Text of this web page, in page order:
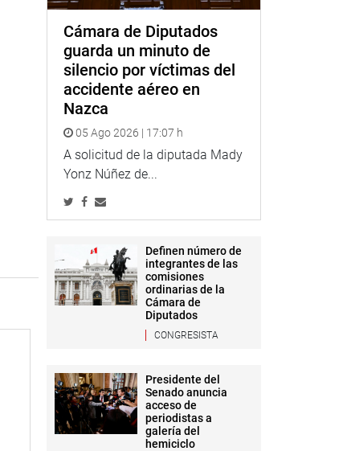
Cámara de Diputados
guarda un minuto de
silencio por víctimas del
accidente aéreo en
Nazca
05 Ago 2026 | 17:07 h
A solicitud de la diputada Mady
Yonz Núñez de...
Definen número de
integrantes de las
comisiones
ordinarias de la
Cámara de
Diputados
CONGRESISTA
Presidente del
Senado anuncia
acceso de
periodistas a
galería del
hemiciclo